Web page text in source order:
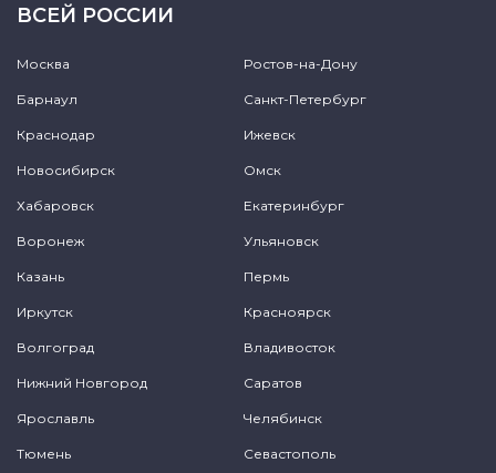
ВСЕЙ РОССИИ
Москва Ростов-на-Дону
Барнаул Санкт-Петербург
Краснодар Ижевск
Новосибирск Омск
Хабаровск Екатеринбург
Воронеж Ульяновск
Казань Пермь
Иркутск Красноярск
Волгоград Владивосток
Нижний Новгород Саратов
Ярославль Челябинск
Тюмень Севастополь